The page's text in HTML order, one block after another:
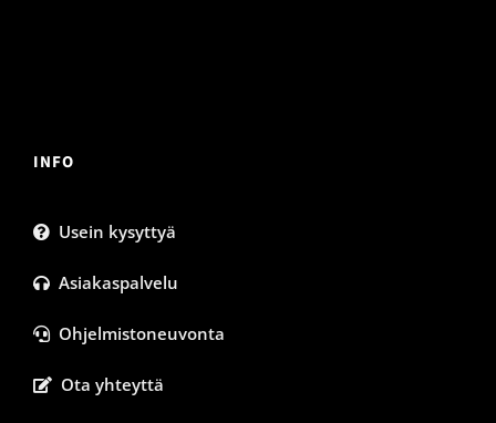
INFO
Usein kysyttyä
Asiakaspalvelu
Ohjelmistoneuvonta
Ota yhteyttä